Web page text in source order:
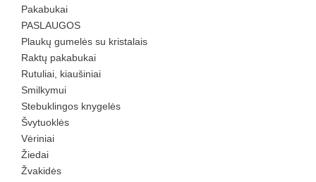
Pakabukai
PASLAUGOS
Plaukų gumelės su kristalais
Raktų pakabukai
Rutuliai, kiaušiniai
Smilkymui
Stebuklingos knygelės
Švytuoklės
Vėriniai
Žiedai
Žvakidės